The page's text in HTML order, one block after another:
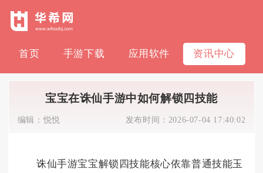
首页 手游下载 应用软件 资讯中心
宝宝在诛仙手游中如何解锁四技能
编辑： 悦悦 发布时间： 2026-07-04 17:40:02
诛仙手游宝宝解锁四技能核心依靠普通技能玉